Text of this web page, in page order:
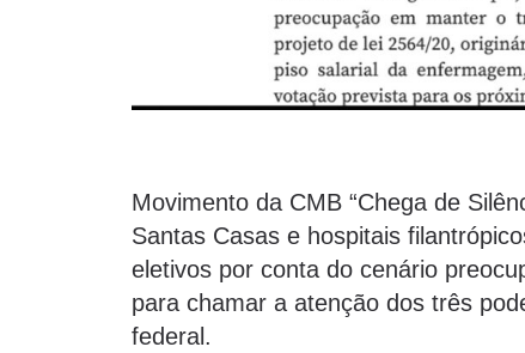
Movimento da CMB “Chega de
Santas Casas e hospitais
eletivos por conta do cenário
para chamar a atenção dos três
federal.